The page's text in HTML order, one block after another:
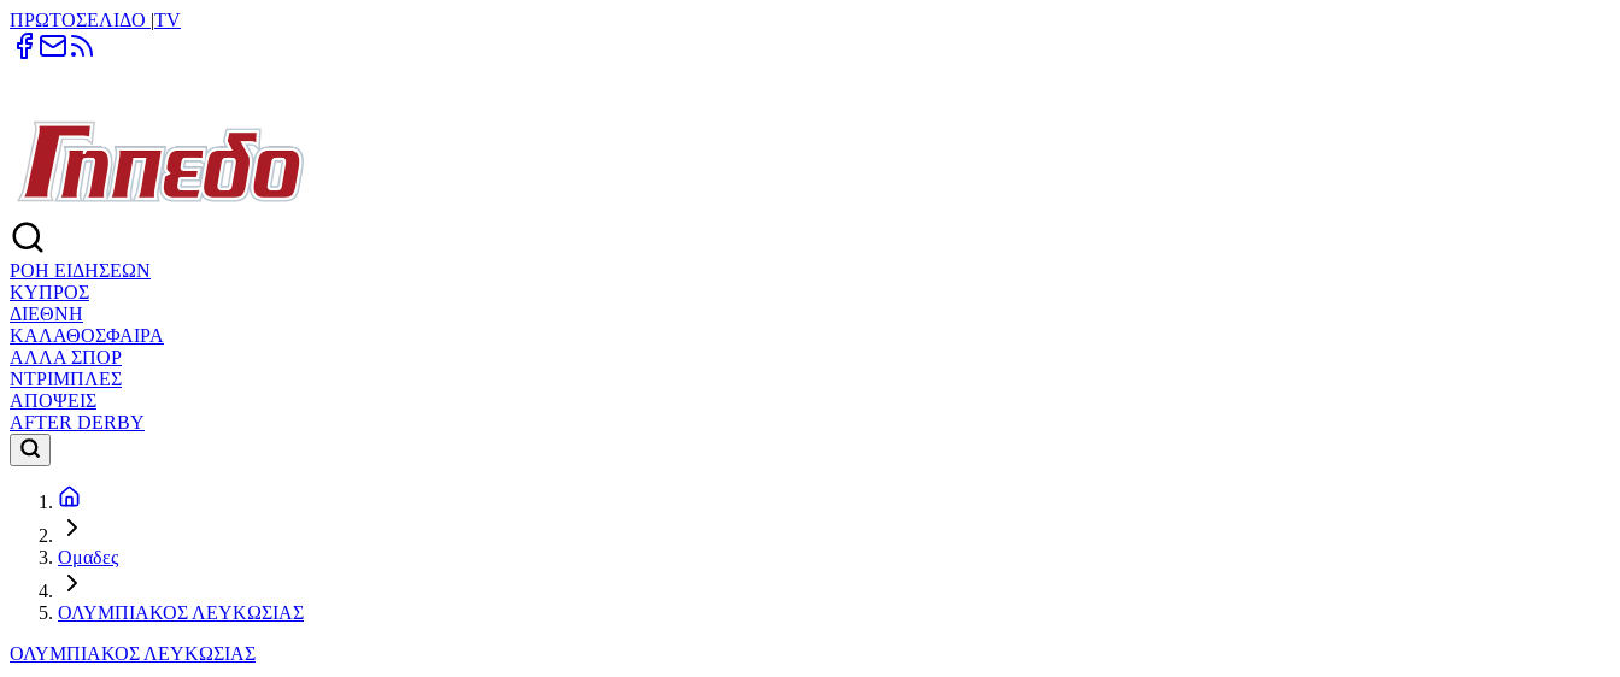
ΠΡΩΤΟΣΕΛΙΔΟ |TV
ΡΟΗ ΕΙΔΗΣΕΩΝ
ΚΥΠΡΟΣ
ΔΙΕΘΝΗ
ΚΑΛΑΘΟΣΦΑΙΡΑ
ΑΛΛΑ ΣΠΟΡ
ΝΤΡΙΜΠΛΕΣ
ΑΠΟΨΕΙΣ
AFTER DERBY
Ομαδες
ΟΛΥΜΠΙΑΚΟΣ ΛΕΥΚΩΣΙΑΣ
ΟΛΥΜΠΙΑΚΟΣ ΛΕΥΚΩΣΙΑΣ